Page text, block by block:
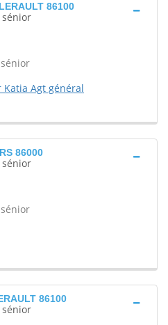
86100
Katia Agt général
86000
86100